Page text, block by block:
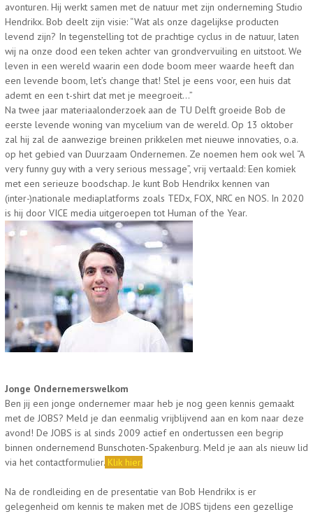
avonturen. Hij werkt samen met de natuur met zijn onderneming Studio
Hendrikx. Bob deelt zijn visie: “Wat als onze dagelijkse producten
levend zijn? In tegenstelling tot de prachtige cyclus in de natuur, laten
wij na onze dood een teken achter van grondvervuiling en uitstoot. We
leven in een wereld waarin een dode boom meer waarde heeft dan
een levende boom, let’s change that! Stel je eens voor, een huis dat
ademt en een t-shirt dat met je meegroeit…”
Na twee jaar materiaalonderzoek aan de TU Delft groeide Bob de
eerste levende woning van mycelium van de wereld. Op 13 oktober
zal hij zal de aanwezige breinen prikkelen met nieuwe innovaties, o.a.
op het gebied van Duurzaam Ondernemen. Ze noemen hem ook wel “A
very funny guy with a very serious message”, vrij vertaald: Een komiek
met een serieuze boodschap. Je kunt Bob Hendrikx kennen van
(inter-)nationale mediaplatforms zoals TEDx, FOX, NRC en NOS. In 2020
is hij door VICE media uitgeroepen tot Human of the Year.
Jonge Ondernemerswelkom
Ben jij een jonge ondernemer maar heb je nog geen kennis gemaakt
met de JOBS? Meld je dan eenmalig vrijblijvend aan en kom naar deze
avond! De JOBS is al sinds 2009 actief en ondertussen een begrip
binnen ondernemend Bunschoten-Spakenburg. Meld je aan als nieuw lid
via het contactformulier. Klik hier.
Na de rondleiding en de presentatie van Bob Hendrikx is er
gelegenheid om kennis te maken met de JOBS tijdens een gezellige